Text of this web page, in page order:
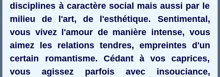
disciplines à caractère social mais aussi par le
milieu de l'art, de l'esthétique. Sentimental,
vous vivez l'amour de manière intense, vous
aimez les relations tendres, empreintes d'un
certain romantisme. Cédant à vos caprices,
vous agissez parfois avec insouciance,